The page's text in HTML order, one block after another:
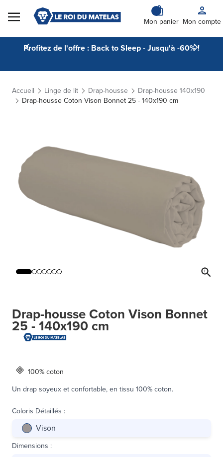
Skip to Content
Mon panier Mon compte
Profitez de l'offre : Back to Sleep - Jusqu'à -60% !
Accueil Linge de lit Drap-housse
Drap-housse 140x190
Drap-housse Coton Vison Bonnet 25 - 140x190 cm
Drap-housse Coton Vison Bonnet
25 - 140x190 cm
100% coton
Un drap soyeux et confortable, en tissu 100% coton.
Coloris Détaillés :
Vison
Dimensions :